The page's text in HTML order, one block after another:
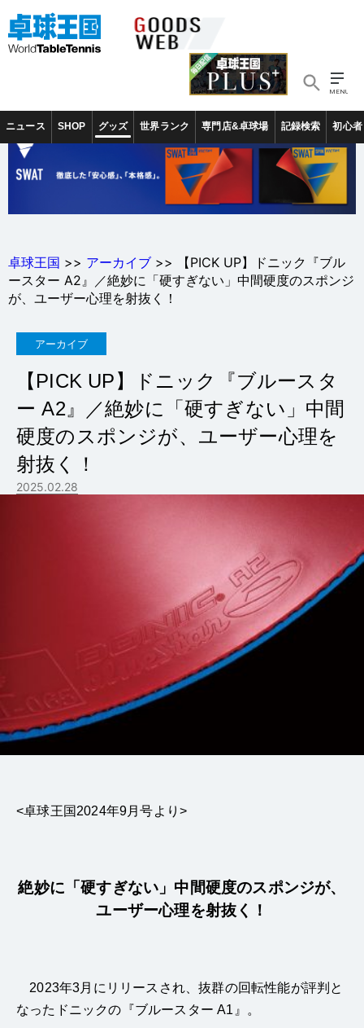
ニュース SHOP グッズ 世界ランク 専門店&卓球場 記録検索 初心者
卓球王国 >> アーカイブ >> 【PICK UP】ドニック『ブル
ースター A2』／絶妙に「硬すぎない」中間硬度のスポンジ
が、ユーザー心理を射抜く！
アーカイブ
【PICK UP】ドニック『ブルースタ
ー A2』／絶妙に「硬すぎない」中間
硬度のスポンジが、ユーザー心理を
射抜く！
2025.02.28
<卓球王国2024年9月号より>
絶妙に「硬すぎない」中間硬度のスポンジが、
ユーザー心理を射抜く！
2023年3月にリリースされ、抜群の回転性能が評判と
なったドニックの『ブルースター A1』。